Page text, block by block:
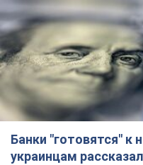
Банки "готовятся" к
украинцам